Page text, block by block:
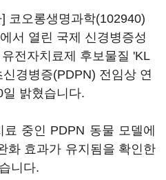
코오롱생명과학(102940)
서 열린 국제 신경병증성
전자치료제 후보물질 'KL
경병증(PDPN) 전임상 연
밝혔습니다.
중인 PDPN 동물 모델에
화 효과가 유지됨을 확인한
니다.